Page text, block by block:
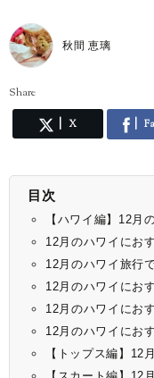
秋間 恵璃
Share
X
目次
【ハワイ編】12月
12月のハワイにお
12月のハワイ旅行
12月のハワイにお
12月のハワイにお
12月のハワイにお
【トップス編】12